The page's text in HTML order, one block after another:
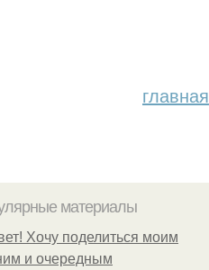
главная
материалы
Хочу поделиться моим
и очередным